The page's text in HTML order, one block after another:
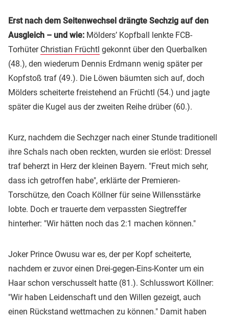
Erst nach dem Seitenwechsel drängte Sechzig auf den
Ausgleich – und wie: Mölders’ Kopfball lenkte FCB-
Torhüter Christian Früchtl gekonnt über den Querbalken
(48.), den wiederum Dennis Erdmann wenig später per
Kopfstoß traf (49.). Die Löwen bäumten sich auf, doch
Mölders scheiterte freistehend an Früchtl (54.) und jagte
später die Kugel aus der zweiten Reihe drüber (60.).
Kurz, nachdem die Sechzger nach einer Stunde traditionell
ihre Schals nach oben reckten, wurden sie erlöst: Dressel
traf beherzt in Herz der kleinen Bayern. "Freut mich sehr,
dass ich getroffen habe", erklärte der Premieren-
Torschütze, den Coach Köllner für seine Willensstärke
lobte. Doch er trauerte dem verpassten Siegtreffer
hinterher: "Wir hätten noch das 2:1 machen können."
Joker Prince Owusu war es, der per Kopf scheiterte,
nachdem er zuvor einen Drei-gegen-Eins-Konter um ein
Haar schon verschusselt hatte (81.). Schlusswort Köllner:
"Wir haben Leidenschaft und den Willen gezeigt, auch
einen Rückstand wettmachen zu können." Damit haben